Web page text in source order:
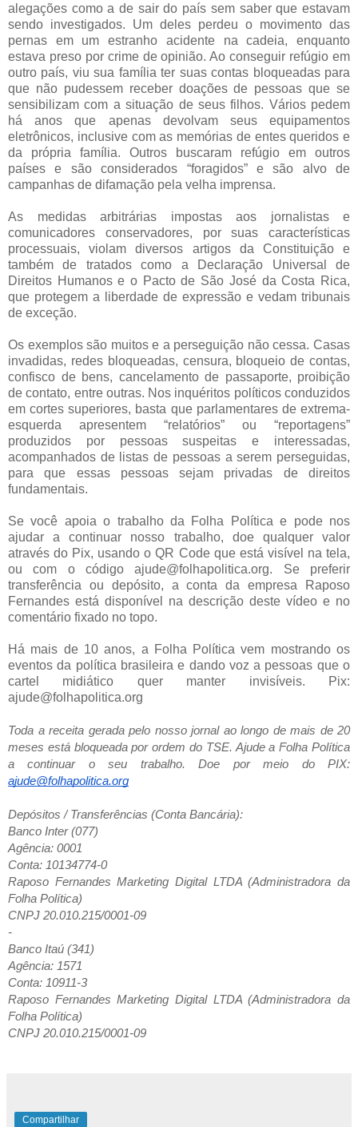
alegações como a de sair do país sem saber que estavam
sendo investigados. Um deles perdeu o movimento das
pernas em um estranho acidente na cadeia, enquanto
estava preso por crime de opinião. Ao conseguir refúgio em
outro país, viu sua família ter suas contas bloqueadas para
que não pudessem receber doações de pessoas que se
sensibilizam com a situação de seus filhos. Vários pedem
há anos que apenas devolvam seus equipamentos
eletrônicos, inclusive com as memórias de entes queridos e
da própria família. Outros buscaram refúgio em outros
países e são considerados “foragidos” e são alvo de
campanhas de difamação pela velha imprensa.
As medidas arbitrárias impostas aos jornalistas e
comunicadores conservadores, por suas características
processuais, violam diversos artigos da Constituição e
também de tratados como a Declaração Universal de
Direitos Humanos e o Pacto de São José da Costa Rica,
que protegem a liberdade de expressão e vedam tribunais
de exceção.
Os exemplos são muitos e a perseguição não cessa. Casas
invadidas, redes bloqueadas, censura, bloqueio de contas,
confisco de bens, cancelamento de passaporte, proibição
de contato, entre outras. Nos inquéritos políticos conduzidos
em cortes superiores, basta que parlamentares de extrema-
esquerda apresentem “relatórios” ou “reportagens”
produzidos por pessoas suspeitas e interessadas,
acompanhados de listas de pessoas a serem perseguidas,
para que essas pessoas sejam privadas de direitos
fundamentais.
Se você apoia o trabalho da Folha Política e pode nos
ajudar a continuar nosso trabalho, doe qualquer valor
através do Pix, usando o QR Code que está visível na tela,
ou com o código ajude@folhapolitica.org. Se preferir
transferência ou depósito, a conta da empresa Raposo
Fernandes está disponível na descrição deste vídeo e no
comentário fixado no topo.
Há mais de 10 anos, a Folha Política vem mostrando os
eventos da política brasileira e dando voz a pessoas que o
cartel midiático quer manter invisíveis. Pix:
ajude@folhapolitica.org
Toda a receita gerada pelo nosso jornal ao longo de mais de 20
meses está bloqueada por ordem do TSE. Ajude a Folha Política
a continuar o seu trabalho. Doe por meio do PIX:
ajude@folhapolitica.org
Depósitos / Transferências (Conta Bancária):
Banco Inter (077)
Agência: 0001
Conta: 10134774-0
Raposo Fernandes Marketing Digital LTDA (Administradora da
Folha Política)
CNPJ 20.010.215/0001-09
-
Banco Itaú (341)
Agência: 1571
Conta: 10911-3
Raposo Fernandes Marketing Digital LTDA (Administradora da
Folha Política)
CNPJ 20.010.215/0001-09
Compartilhar